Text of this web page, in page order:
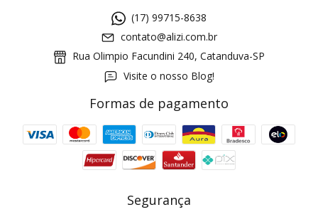
(17) 99715-8638
contato@alizi.com.br
Rua Olimpio Facundini 240, Catanduva-SP
Visite o nosso Blog!
Formas de pagamento
Segurança
Cupom 1a compra: GANHE5